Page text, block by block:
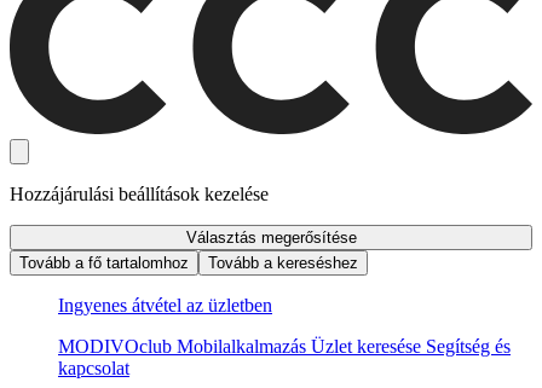
Hozzájárulási beállítások kezelése
Választás megerősítése
Tovább a fő tartalomhoz
Tovább a kereséshez
Ingyenes átvétel az üzletben
MODIVOclub Mobilalkalmazás Üzlet keresése Segítség és
kapcsolat